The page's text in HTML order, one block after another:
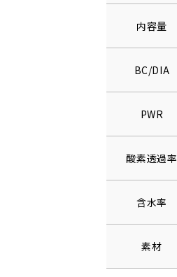
内容量
BC/DIA
PWR
酸素透過率
含水率
素材